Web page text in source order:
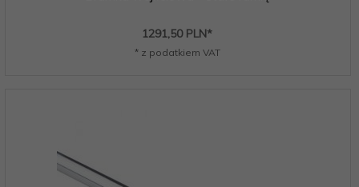
1291,50 PLN*
* z podatkiem VAT